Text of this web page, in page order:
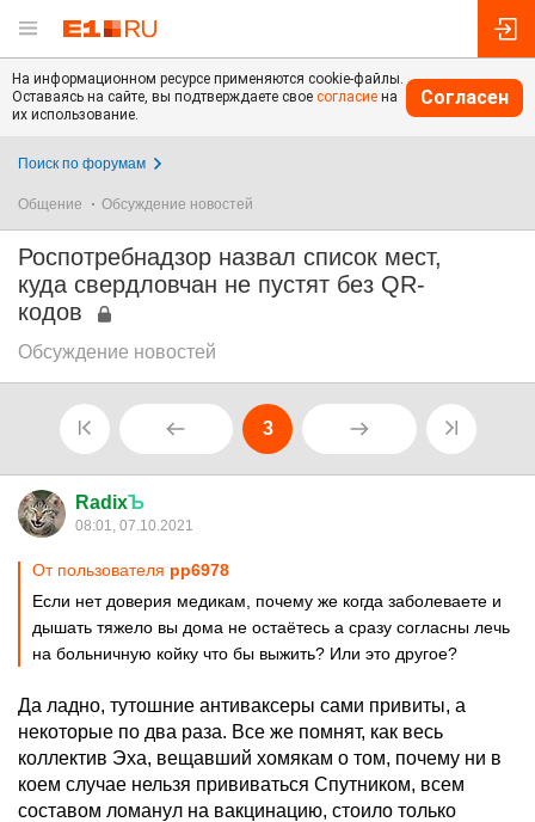
На информационном ресурсе применяются cookie-файлы.
Оставаясь на сайте, вы подтверждаете свое согласие на
их использование.
Согласен
Поиск по форумам
Общение Обсуждение новостей
Роспотребнадзор назвал список мест,
куда свердловчан не пустят без QR-
кодов
Обсуждение новостей
3
RadixЪ
08:01, 07.10.2021
От пользователя pp6978
Если нет доверия медикам, почему же когда заболеваете и
дышать тяжело вы дома не остаётесь а сразу согласны лечь
на больничную койку что бы выжить? Или это другое?
Да ладно, тутошние антиваксеры сами привиты, а
некоторые по два раза. Все же помнят, как весь
коллектив Эха, вещавший хомякам о том, почему ни в
коем случае нельзя прививаться Спутником, всем
составом ломанул на вакцинацию, стоило только